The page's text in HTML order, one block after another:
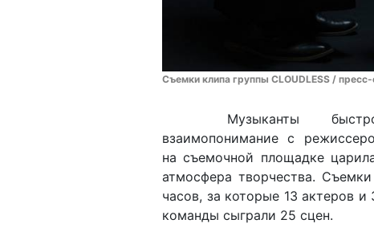
Съемки клипа группы CLOUDLESS /
Музыканты
взаимопонимание с
на съемочной площадке
атмосфера творчества.
часов, за которые 13 актеров
команды сыграли 25 сцен.